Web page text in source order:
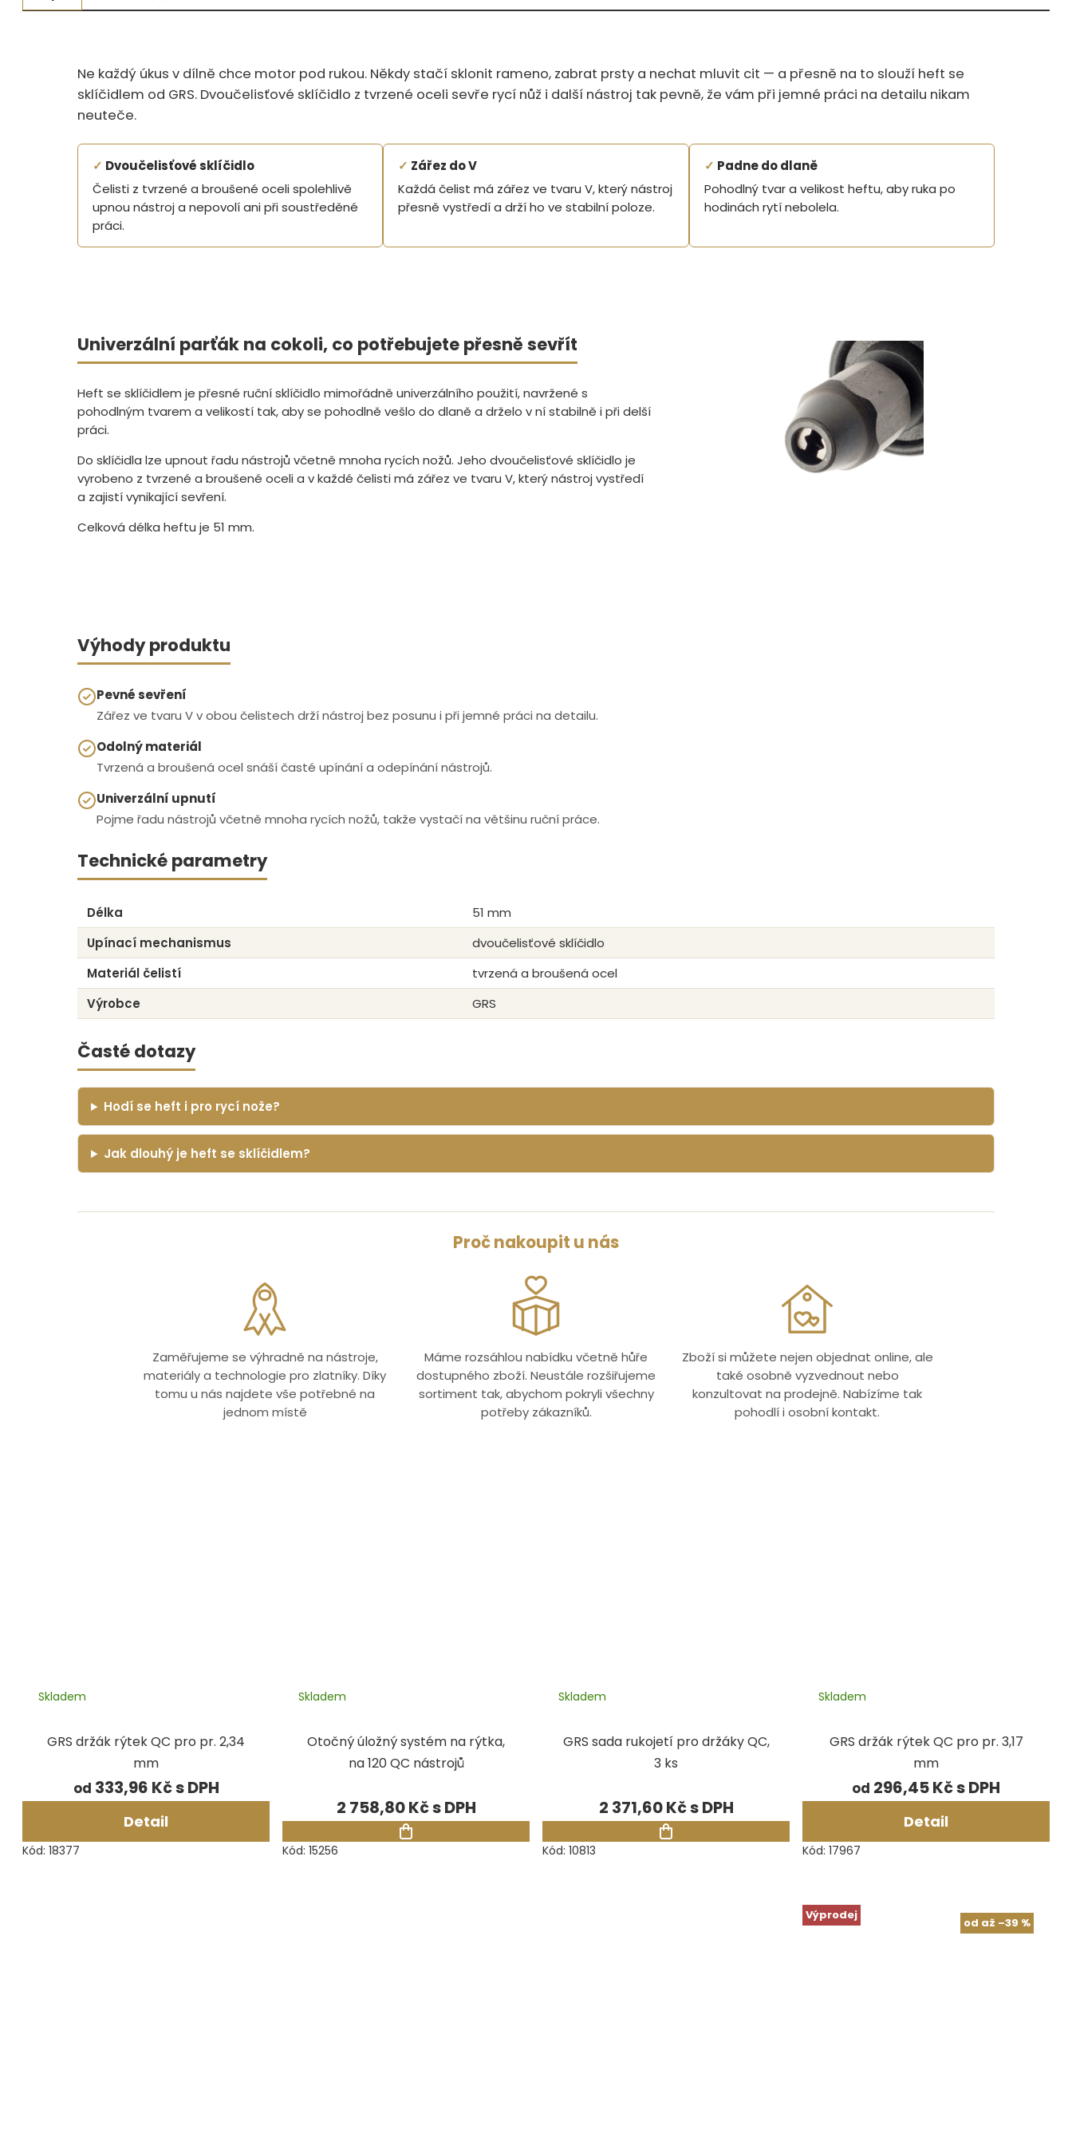
Základní vybavení dílny
Navlékací nitě, struny, podložky
3D technologie
Smalty, UV barvy, patiny
Ne každý úkus v dílně chce motor pod rukou. Někdy stačí sklonit rameno, zabrat prsty a nechat mluvit cit — a přesně na to slouží heft se
sklíčidlem od GRS. Dvoučelisťové sklíčidlo z tvrzené oceli sevře rycí nůž i další nástroj tak pevně, že vám při jemné práci na detailu nikam
neuteče.
✓ Dvoučelisťové sklíčidlo
Čelisti z tvrzené a broušené oceli spolehlivě
upnou nástroj a nepovolí ani při soustředěné
práci.
✓ Zářez do V
Každá čelist má zářez ve tvaru V, který nástroj
přesně vystředí a drží ho ve stabilní poloze.
✓ Padne do dlaně
Pohodlný tvar a velikost heftu, aby ruka po
hodinách rytí nebolela.
Univerzální parťák na cokoli, co potřebujete přesně sevřít
Heft se sklíčidlem je přesné ruční sklíčidlo mimořádně univerzálního použití, navržené s
pohodlným tvarem a velikostí tak, aby se pohodlně vešlo do dlaně a drželo v ní stabilně i při delší
práci.
Do sklíčidla lze upnout řadu nástrojů včetně mnoha rycích nožů. Jeho dvoučelisťové sklíčidlo je
vyrobeno z tvrzené a broušené oceli a v každé čelisti má zářez ve tvaru V, který nástroj vystředí
a zajistí vynikající sevření.
Celková délka heftu je 51 mm.
Výhody produktu
Pevné sevření
Zářez ve tvaru V v obou čelistech drží nástroj bez posunu i při jemné práci na detailu.
Odolný materiál
Tvrzená a broušená ocel snáší časté upínání a odepínání nástrojů.
Univerzální upnutí
Pojme řadu nástrojů včetně mnoha rycích nožů, takže vystačí na většinu ruční práce.
Technické parametry
Délka
51 mm
Upínací mechanismus
dvoučelisťové sklíčidlo
Materiál čelistí
tvrzená a broušená ocel
Výrobce
GRS
Časté dotazy
Hodí se heft i pro rycí nože?
Jak dlouhý je heft se sklíčidlem?
Proč nakoupit u nás
Zaměřujeme se výhradně na nástroje,
materiály a technologie pro zlatníky. Díky
tomu u nás najdete vše potřebné na
jednom místě
Máme rozsáhlou nabídku včetně hůře
dostupného zboží. Neustále rozšiřujeme
sortiment tak, abychom pokryli všechny
potřeby zákazníků.
Zboží si můžete nejen objednat online, ale
také osobně vyzvednout nebo
konzultovat na prodejně. Nabízíme tak
pohodlí i osobní kontakt.
GRS držák rýtek QC pro pr. 2,34
mm
Skladem
od 333,96 Kč
Detail
Kód: 18377
Otočný úložný systém na rýtka,
na 120 QC nástrojů
Skladem
2 758,80 Kč
Kód: 15256
GRS sada rukojetí pro držáky QC,
3 ks
Skladem
2 371,60 Kč
Kód: 10813
GRS držák rýtek QC pro pr. 3,17
mm
Skladem
od 296,45 Kč
Detail
Kód: 17967
Výprodej
od až –39 %